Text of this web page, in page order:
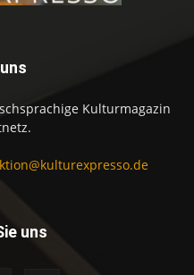
Kulturmagazin
uns